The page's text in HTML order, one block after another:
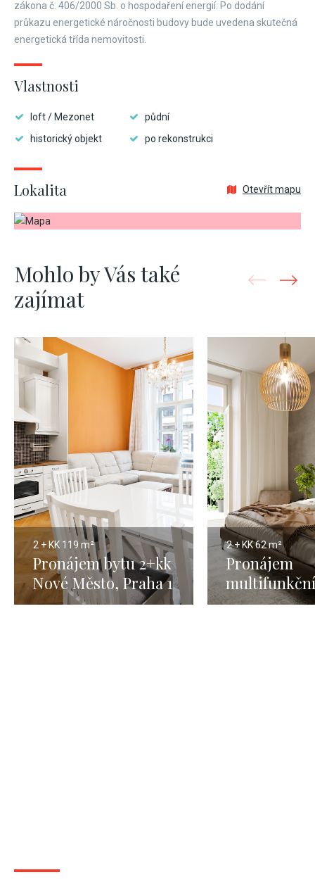
zákona č. 406/2000 Sb. o hospodaření energií. Po dodání
průkazu energetické náročnosti budovy bude uvedena skutečná
energetická třída nemovitosti.
Vlastnosti
loft / Mezonet
půdní
historický objekt
po rekonstrukci
Lokalita Otevřít mapu
Mohlo by Vás také
zajímat
2 + KK 119 m²
Pronájem bytu 2+kk
Nové Město, Praha 1
- 69 m²
2 + KK62 m²
Pronájem
multifunkční
jednotky